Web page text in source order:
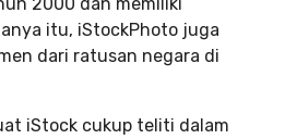
itu, iStockPhoto juga
dari ratusan negara di
iStock cukup teliti dalam